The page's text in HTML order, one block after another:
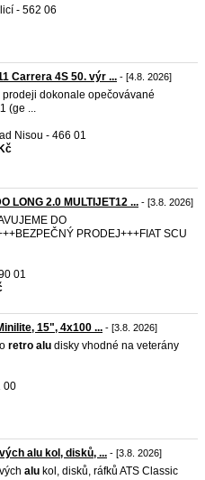
- 562 06
Carrera 4S 50. výr ... - [4.8. 2026]
prodeji dokonale opečovávané
(ge ...
Nisou - 466 01
LONG 2.0 MULTIJET12 ... - [3.8. 2026]
DO
PRODEJ+++FIAT SCU
01
15", 4x100 ... - [3.8. 2026]
retro alu disky vhodné na veterány
00
alu kol, disků, ... - [3.8. 2026]
alu kol, disků, ráfků ATS Classic